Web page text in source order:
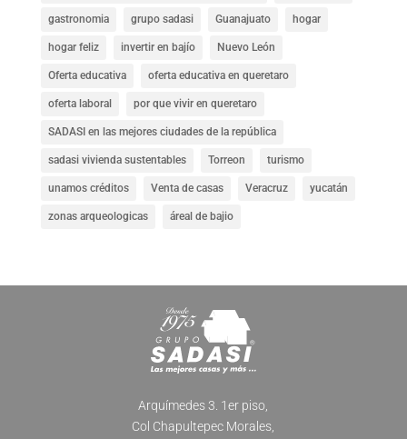
gastronomia grupo sadasi Guanajuato hogar
hogar feliz invertir en bajío Nuevo León
Oferta educativa oferta educativa en queretaro
oferta laboral por que vivir en queretaro
SADASI en las mejores ciudades de la república
sadasi vivienda sustentables Torreon turismo
unamos créditos Venta de casas Veracruz yucatán
zonas arqueologicas áreal de bajio
Arquímedes 3. 1er piso,
Col Chapultepec Morales,